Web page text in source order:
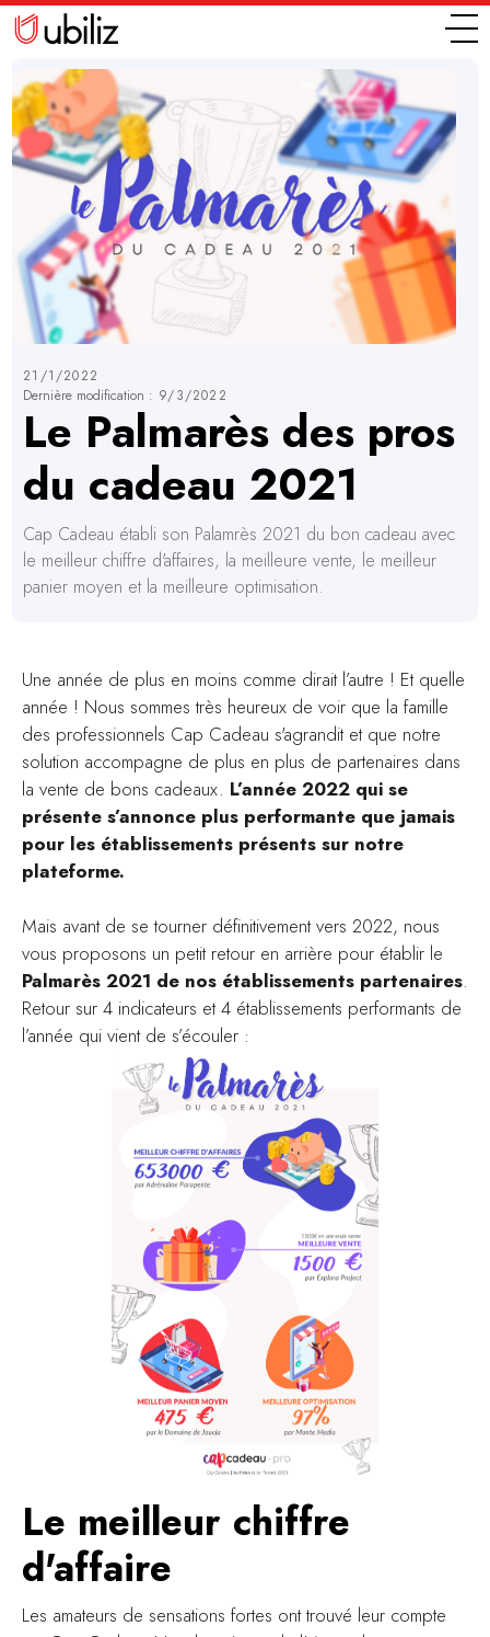
21/1/2022
Dernière modification : 9/3/2022
Le Palmarès des pros
du cadeau 2021
Cap Cadeau établi son Palamrès 2021 du bon cadeau avec
le meilleur chiffre d'affaires, la meilleure vente, le meilleur
panier moyen et la meilleure optimisation.
Une année de plus en moins comme dirait l’autre ! Et quelle
année ! Nous sommes très heureux de voir que la famille
des professionnels Cap Cadeau s'agrandit et que notre
solution accompagne de plus en plus de partenaires dans
la vente de bons cadeaux. L’année 2022 qui se
présente s’annonce plus performante que jamais
pour les établissements présents sur notre
plateforme.
Mais avant de se tourner définitivement vers 2022, nous
vous proposons un petit retour en arrière pour établir le
Palmarès 2021 de nos établissements partenaires.
Retour sur 4 indicateurs et 4 établissements performants de
l’année qui vient de s’écouler :
Le meilleur chiffre
d'affaire
Les amateurs de sensations fortes ont trouvé leur compte